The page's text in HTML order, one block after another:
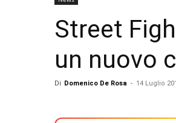
Street
un nuovo
Di Domenico De Rosa - 14 Luglio